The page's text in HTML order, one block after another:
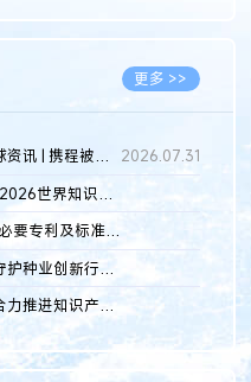
更多 >>
知识产权环球资讯 | 携程被市监总局罚51.79亿；瑞幸泰国商标案上...
2026.07.31
WIPO发布《2026世界知识产权报告》 含报告全文
全球5G标准必要专利及标准提案研究报告（2026年）全文发布
以司法之盾守护种业创新行稳致远
2026.08.05
天津多部门合力推进知识产权保护工作
2026.08.05